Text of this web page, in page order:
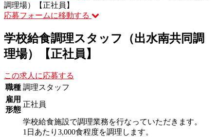
調理場）【正社員】
応募フォームに移動する
学校給食調理スタッフ（出水南共同調
理場）【正社員】
この求人に応募する
職種 調理スタッフ
雇用
形態
正社員
学校給食施設で調理業務を行なっていただきます。
1日あたり3,000食程度を調理します。